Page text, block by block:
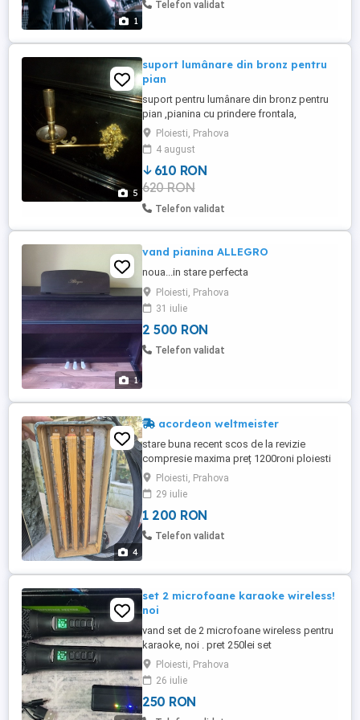
1
Telefon validat
5
suport lumânare din bronz pentru
pian
suport pentru lumânare din bronz pentru
pian ,pianina cu prindere frontala,
deasupra clapelor,set
Ploiesti, Prahova
4 august
610 RON
620 RON
Telefon validat
1
vand pianina ALLEGRO
noua...in stare perfecta
Ploiesti, Prahova
31 iulie
2 500 RON
Telefon validat
4
acordeon weltmeister
stare buna recent scos de la revizie
compresie maxima preț 1200roni ploiesti
0736doi92193
Ploiesti, Prahova
29 iulie
1 200 RON
Telefon validat
set 2 microfoane karaoke wireless!
noi
vand set de 2 microfoane wireless pentru
karaoke, noi . pret 250lei set
Ploiesti, Prahova
26 iulie
250 RON